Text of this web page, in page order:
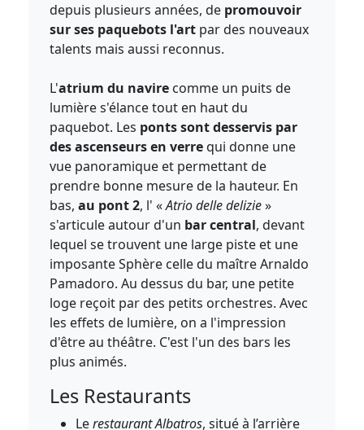
depuis plusieurs années, de promouvoir
sur ses paquebots l'art par des nouveaux
talents mais aussi reconnus.
L'atrium du navire comme un puits de
lumière s'élance tout en haut du
paquebot. Les ponts sont desservis par
des ascenseurs en verrequi donne une
vue panoramique et permettant de
prendre bonne mesure de la hauteur. En
bas,au pont 2, l' «Atrio delle delizie»
s'articule autour d'un bar central, devant
lequel se trouvent une large piste et une
imposante Sphère celle du maître Arnaldo
Pamadoro. Au dessus du bar, une petite
loge reçoit par des petits orchestres. Avec
les effets de lumière, on a l'impression
d'être au théâtre. C'est l'un des bars les
plus animés.
Les Restaurants
Lerestaurant Albatros, situé à l’arrière